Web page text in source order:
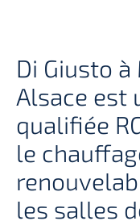
Di Giusto
Alsace est
qualifiée
le
les salles